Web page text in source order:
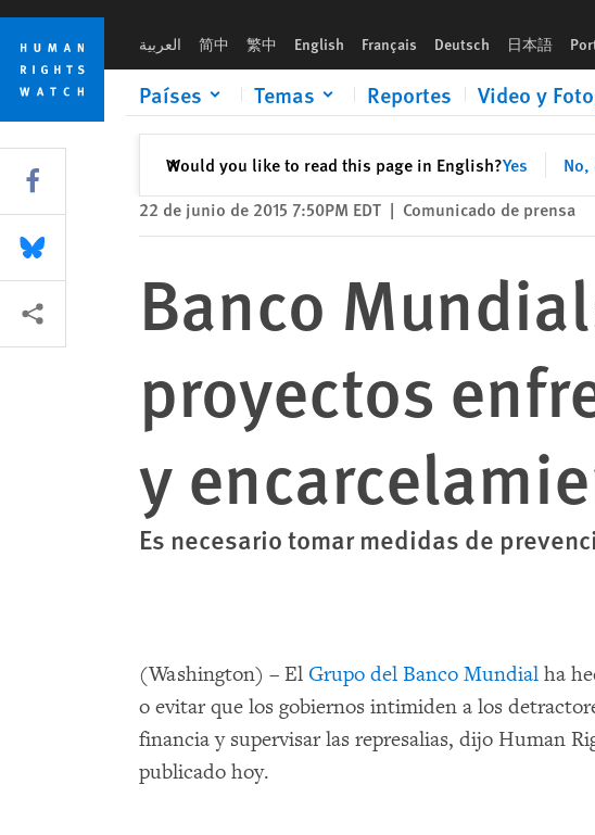
Skip
cookie
privacy
notice
Skip
main
content
العربية 简中 繁中 English Français Deutsch 日本語
Países Temas Reportes Video y
Would you like to read this page in English?Yes
✕Cerrar
22 de junio de 2015 7:50PM EDT | Comunicado de prensa
Banco
proyectos
y
Es necesario tomar medidas de
(Washington) – El Grupo del Banco Mundial ha
o evitar que los gobiernos intimiden a los
financia y supervisar las represalias, dijo Human
publicado hoy.
Share this via Facebook
Share this via Bluesky
Share this via Compartir